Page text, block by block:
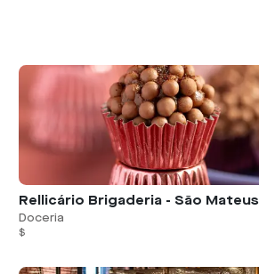
Rellicário Brigaderia - São Mateus
Doceria
$